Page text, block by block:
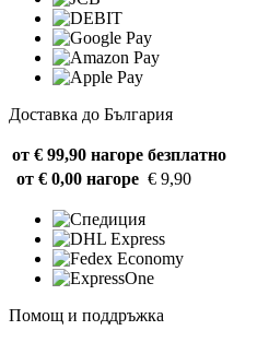
Доставка до България
от € 99,90 нагоре безплатно
от € 0,00 нагоре € 9,90
Помощ и поддръжка